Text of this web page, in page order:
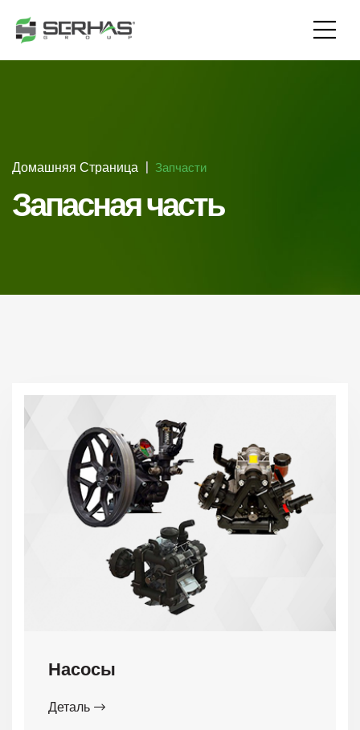
Домашняя Страница Запчасти
Запасная часть
Насосы
Деталь